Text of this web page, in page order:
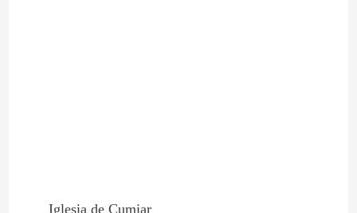
Iglesia de Cumiar